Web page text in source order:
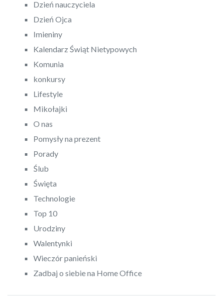
Dzień nauczyciela
Dzień Ojca
Imieniny
Kalendarz Świąt Nietypowych
Komunia
konkursy
Lifestyle
Mikołajki
O nas
Pomysły na prezent
Porady
Ślub
Święta
Technologie
Top 10
Urodziny
Walentynki
Wieczór panieński
Zadbaj o siebie na Home Office